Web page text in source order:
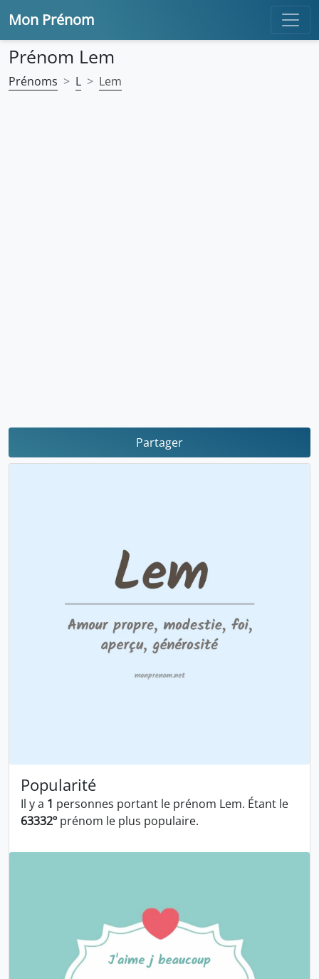
Mon Prénom
Prénom Lem
Prénoms L Lem
Partager
Popularité
Il y a 1 personnes portant le prénom Lem. Étant le
63332º prénom le plus populaire.